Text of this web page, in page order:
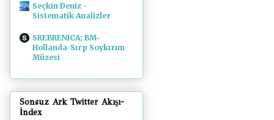
Seçkin Deniz -
Sistematik Analizler
SREBRENICA; BM-
Hollanda-Sırp Soykırım
Müzesi
Sonsuz Ark Twitter Akışı-
İndex